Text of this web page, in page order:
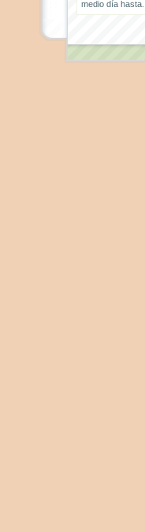
medio día hasta...